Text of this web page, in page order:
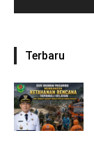
Terbaru